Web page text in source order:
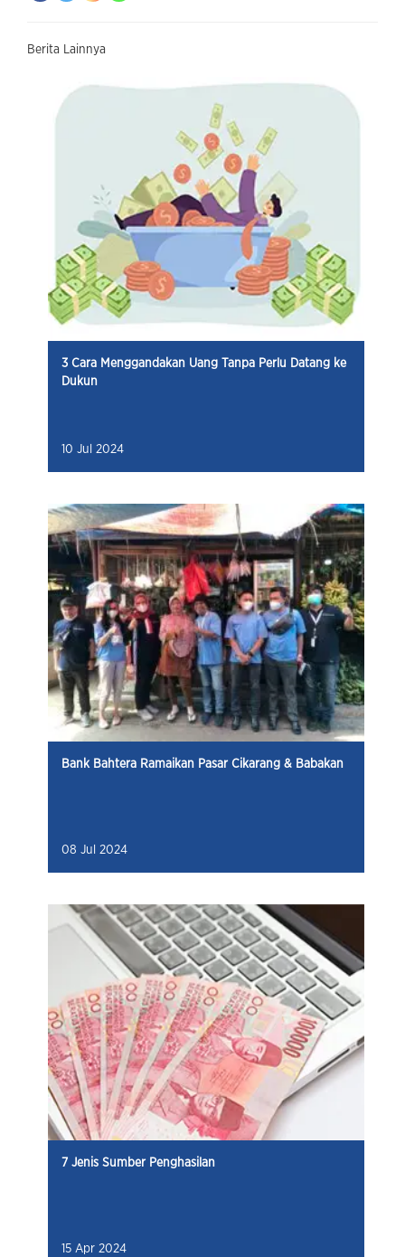
Berita Lainnya
3 Cara Menggandakan Uang Tanpa Perlu Datang ke
Dukun
10 Jul 2024
Bank Bahtera Ramaikan Pasar Cikarang & Babakan
08 Jul 2024
7 Jenis Sumber Penghasilan
15 Apr 2024